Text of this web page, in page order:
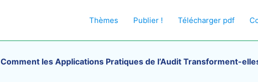
Thèmes Publier ! Télécharger pdf
Comment les Applications Pratiques de l’Audit Transforment-